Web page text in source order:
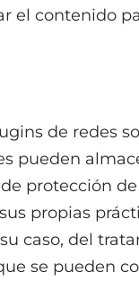
el contenido
de redes
pueden
protección
propias
caso, del
se pueden